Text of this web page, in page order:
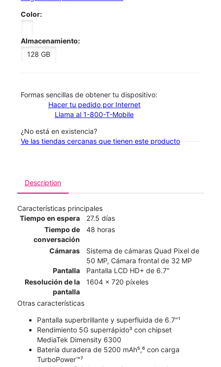
Color:
Almacenamiento:
128 GB
​​​​​​​Formas sencillas de obtener tu dispositivo:
Hacer tu pedido por Internet
Llama al 1-800-T-Mobile
¿No está en existencia?
Ve las tiendas cercanas que tienen este producto
Description
Características principales
Tiempo en espera
27.5 días
Tiempo de
conversación
48 horas
Cámaras
Sistema de cámaras Quad Pixel de
50 MP, Cámara frontal de 32 MP
Pantalla
Pantalla LCD HD+ de 6.7"
Resolución de la
pantalla
1604 x 720 píxeles
Otras características
Pantalla superbrillante y superfluida de 6.7"¹
Rendimiento 5G superrápido³ con chipset
MediaTek Dimensity 6300
Batería duradera de 5200 mAh⁵,⁶ con carga
TurboPower™⁷